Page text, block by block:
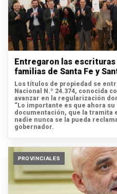
Entregaron las
familias de Santa Fe y
Los títulos de propiedad se
Nacional N.º 24.374, conocida
avanzar en la regularización
“Lo importante es que ahora su
documentación, que la tramita
nadie nunca se la pueda
gobernador.
PROVINCIALES